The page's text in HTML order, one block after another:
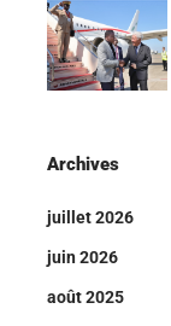
Archives
juillet 2026
juin 2026
août 2025